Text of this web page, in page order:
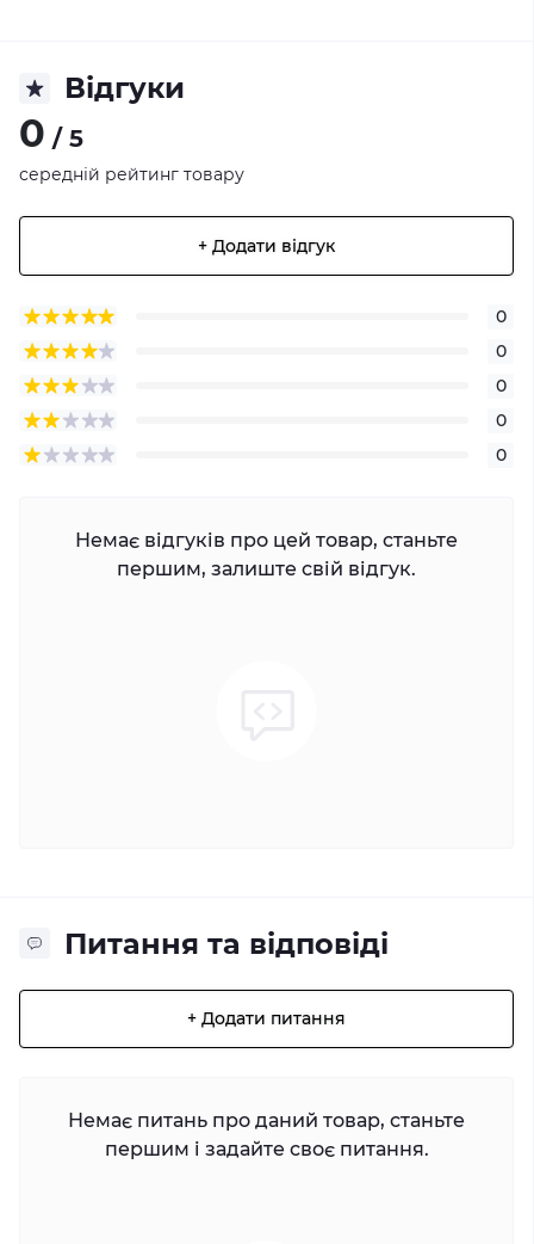
Відгуки
0 / 5
середній рейтинг товару
+ Додати відгук
0
0
0
0
0
Немає відгуків про цей товар, станьте
першим, залиште свій відгук.
Питання та відповіді
+ Додати питання
Немає питань про даний товар, станьте
першим і задайте своє питання.